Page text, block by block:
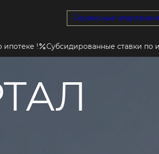
Субсидированные ставки по ипотеке !
Сервисные